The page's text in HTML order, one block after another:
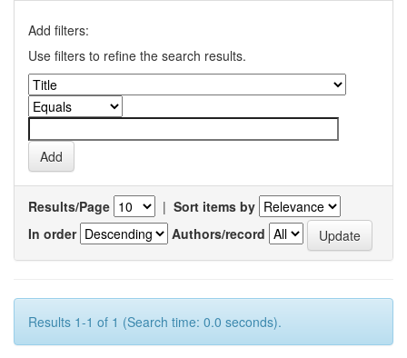
Add filters:
Use filters to refine the search results.
Results/Page | Sort items by
In order
Authors/record
Results 1-1 of 1 (Search time: 0.0 seconds).